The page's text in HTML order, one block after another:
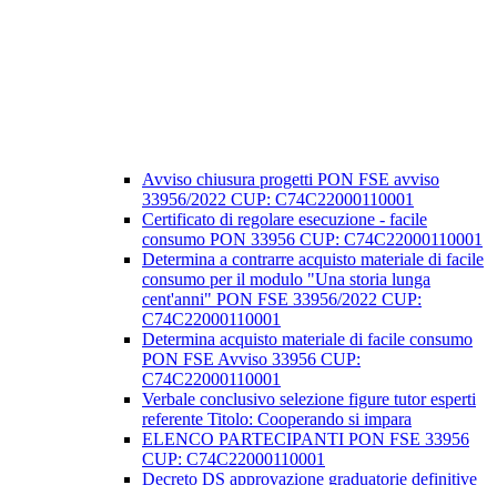
Avviso chiusura progetti PON FSE avviso
33956/2022 CUP: C74C22000110001
Certificato di regolare esecuzione - facile
consumo PON 33956 CUP: C74C22000110001
Determina a contrarre acquisto materiale di facile
consumo per il modulo "Una storia lunga
cent'anni" PON FSE 33956/2022 CUP:
C74C22000110001
Determina acquisto materiale di facile consumo
PON FSE Avviso 33956 CUP:
C74C22000110001
Verbale conclusivo selezione figure tutor esperti
referente Titolo: Cooperando si impara
ELENCO PARTECIPANTI PON FSE 33956
CUP: C74C22000110001
Decreto DS approvazione graduatorie definitive